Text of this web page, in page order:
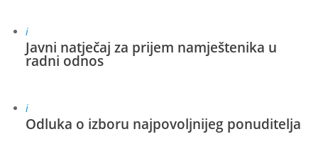
i
Javni natječaj za prijem namještenika u
radni odnos
i
Odluka o izboru najpovoljnijeg ponuditelja